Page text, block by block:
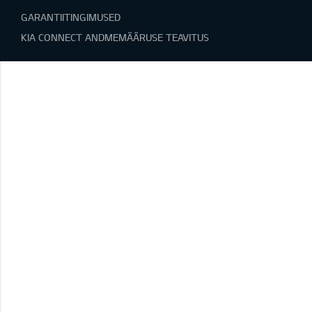
GARANTIITINGIMUSED
KIA CONNECT ANDMEMÄÄRUSE TEAVITUS